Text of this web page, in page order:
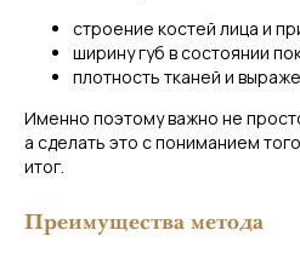
строение костей лица и
ширину губ в состоянии
плотность тканей и
Именно поэтому важно не
а сделать это с пониманием
итог.
Преимущества метода
Запишитесь на
Оставьте заявку — мы свяжемся